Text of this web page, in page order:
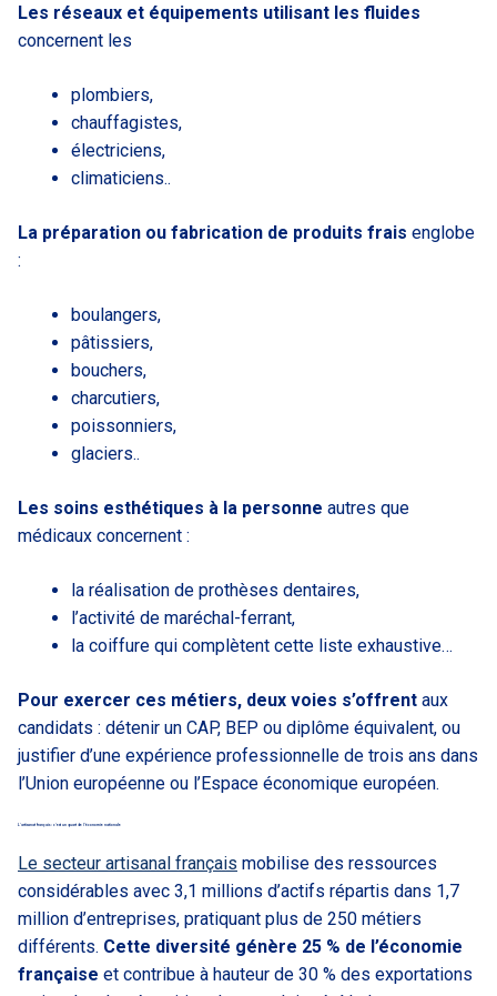
Les réseaux et équipements utilisant les fluides
concernent les
plombiers,
chauffagistes,
électriciens,
climaticiens..
La préparation ou fabrication de produits frais englobe
:
boulangers,
pâtissiers,
bouchers,
charcutiers,
poissonniers,
glaciers..
Les soins esthétiques à la personne autres que
médicaux concernent :
la réalisation de prothèses dentaires,
l’activité de maréchal-ferrant,
la coiffure qui complètent cette liste exhaustive…
Pour exercer ces métiers, deux voies s’offrent aux
candidats : détenir un CAP, BEP ou diplôme équivalent, ou
justifier d’une expérience professionnelle de trois ans dans
l’Union européenne ou l’Espace économique européen.
L’artisanat français : c’est un quart de l’économie nationale
Le secteur artisanal français mobilise des ressources
considérables avec 3,1 millions d’actifs répartis dans 1,7
million d’entreprises, pratiquant plus de 250 métiers
différents. Cette diversité génère 25 % de l’économie
française et contribue à hauteur de 30 % des exportations